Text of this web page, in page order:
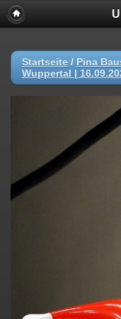
Startseite / Pina
Wuppertal |